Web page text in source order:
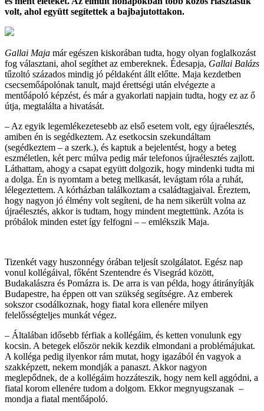
volt, ahol együtt segítettek a bajbajutottakon.
Gallai Maja már egészen kiskorában tudta, hogy olyan foglalkozást
fog választani, ahol segíthet az embereknek. Édesapja, Gallai Balázs
tűzoltó százados mindig jó példaként állt előtte. Maja kezdetben
csecsemőápolónak tanult, majd érettségi után elvégezte a
mentőápoló képzést, és már a gyakorlati napjain tudta, hogy ez az ő
útja, megtalálta a hivatását.
– Az egyik legemlékezetesebb az első esetem volt, egy újraélesztés,
amiben én is segédkeztem. Az esetkocsin szekundáltam
(segédkeztem – a szerk.), és kaptuk a bejelentést, hogy a beteg
eszméletlen, két perc múlva pedig már telefonos újraélesztés zajlott.
Láthattam, ahogy a csapat együtt dolgozik, hogy mindenki tudta mi
a dolga. Én is nyomtam a beteg mellkasát, levágtam róla a ruhát,
lélegeztettem. A kórházban találkoztam a családtagjaival. Éreztem,
hogy nagyon jó élmény volt segíteni, de ha nem sikerült volna az
újraélesztés, akkor is tudtam, hogy mindent megtettünk. Azóta is
próbálok minden estet így felfogni – – emlékszik Maja.
Tizenkét vagy huszonnégy órában teljesít szolgálatot. Egész nap
vonul kollégáival, főként Szentendre és Visegrád között,
Budakalászra és Pomázra is. De arra is van példa, hogy átirányítják
Budapestre, ha éppen ott van szükség segítségre. Az emberek
sokszor csodálkoznak, hogy fiatal kora ellenére milyen
felelősségteljes munkát végez.
– Általában idősebb férfiak a kollégáim, és ketten vonulunk egy
kocsin. A betegek először nekik kezdik elmondani a problémájukat.
A kolléga pedig ilyenkor rám mutat, hogy igazából én vagyok a
szakképzett, nekem mondják a panaszt. Akkor nagyon
meglepődnek, de a kollégáim hozzáteszik, hogy nem kell aggódni, a
fiatal korom ellenére tudom a dolgom. Ekkor megnyugszanak –
mondja a fiatal mentőápoló.